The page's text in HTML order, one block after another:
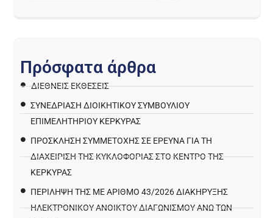
Πρόσφατα άρθρα
ΔΙΕΘΝΕΙΣ ΕΚΘΕΣΕΙΣ
ΣΥΝΕΔΡΙΑΣΗ ΔΙΟΙΚΗΤΙΚΟΥ ΣΥΜΒΟΥΛΙΟΥ
ΕΠΙΜΕΛΗΤΗΡΙΟΥ ΚΕΡΚΥΡΑΣ
ΠΡΌΣΚΛΗΣΗ ΣΥΜΜΕΤΟΧΉΣ ΣΕ ΈΡΕΥΝΑ ΓΙΑ ΤΗ
ΔΙΑΧΕΊΡΙΣΗ ΤΗΣ ΚΥΚΛΟΦΟΡΊΑΣ ΣΤΟ ΚΈΝΤΡΟ ΤΗΣ
ΚΈΡΚΥΡΑΣ
ΠΕΡΙΛΗΨΗ ΤΗΣ ΜΕ ΑΡΙΘΜΟ 43/2026 ΔΙΑΚΗΡΥΞΗΣ
ΗΛΕΚΤΡΟΝΙΚΟΥ ΑΝΟΙΚΤΟΥ ΔΙΑΓΩΝΙΣΜΟΥ ΑΝΩ ΤΩΝ